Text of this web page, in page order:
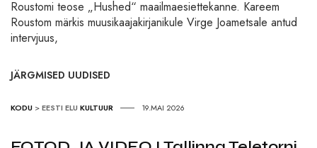
Roustomi teose „Hushed“ maailmaesiettekanne. Kareem
Roustom märkis muusikaajakirjanikule Virge Joametsale antud
intervjuus,
JÄRGMISED UUDISED
KODU >EESTI ELU KULTUUR 19.MAI 2026